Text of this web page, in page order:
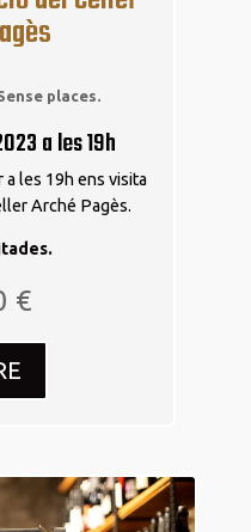
places.
a les 19h
les 19h ens visita
Arché Pagès.
€